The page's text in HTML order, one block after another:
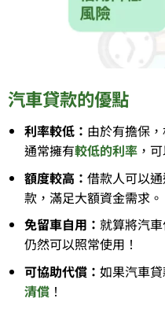
汽車貸款的優點
利率較低： 由於有擔保
通常擁有較低的利率，
額度較高： 借款人可以
款，滿足大額資金需求。
免留車自用： 就算將汽
仍然可以照常使用！
可協助代償： 如果汽車
清償！